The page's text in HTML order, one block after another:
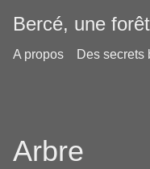
Bercé, une
A propos Des secrets
Arbre